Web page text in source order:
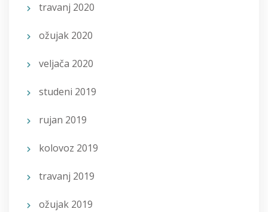
travanj 2020
ožujak 2020
veljača 2020
studeni 2019
rujan 2019
kolovoz 2019
travanj 2019
ožujak 2019